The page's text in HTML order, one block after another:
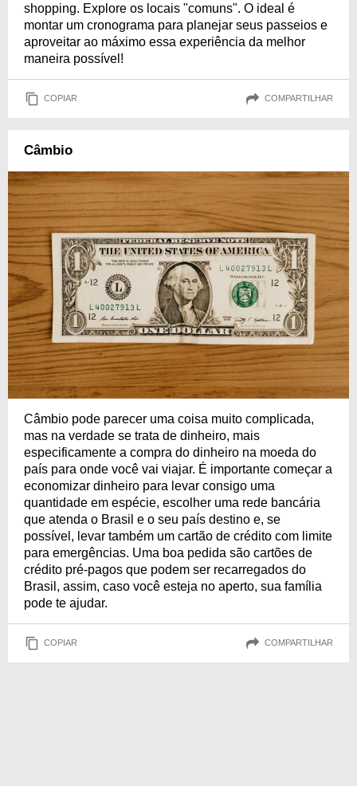
shopping. Explore os locais "comuns". O ideal é
montar um cronograma para planejar seus passeios e
aproveitar ao máximo essa experiência da melhor
maneira possível!
COPIAR COMPARTILHAR
Câmbio
Câmbio pode parecer uma coisa muito complicada,
mas na verdade se trata de dinheiro, mais
especificamente a compra do dinheiro na moeda do
país para onde você vai viajar. É importante começar a
economizar dinheiro para levar consigo uma
quantidade em espécie, escolher uma rede bancária
que atenda o Brasil e o seu país destino e, se
possível, levar também um cartão de crédito com limite
para emergências. Uma boa pedida são cartões de
crédito pré-pagos que podem ser recarregados do
Brasil, assim, caso você esteja no aperto, sua família
pode te ajudar.
COPIAR COMPARTILHAR